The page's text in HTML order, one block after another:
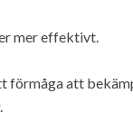
mer effektivt.
förmåga att